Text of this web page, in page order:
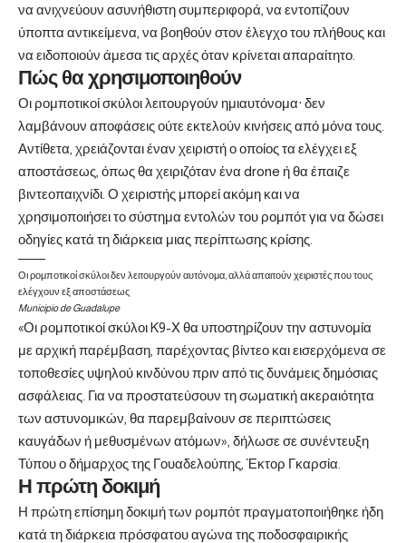
να ανιχνεύουν ασυνήθιστη συμπεριφορά, να εντοπίζουν
ύποπτα αντικείμενα, να βοηθούν στον έλεγχο του πλήθους και
να ειδοποιούν άμεσα τις αρχές όταν κρίνεται απαραίτητο.
Πώς θα χρησιμοποιηθούν
Οι ρομποτικοί σκύλοι λειτουργούν ημιαυτόνομα· δεν
λαμβάνουν αποφάσεις ούτε εκτελούν κινήσεις από μόνα τους.
Αντίθετα, χρειάζονται έναν χειριστή ο οποίος τα ελέγχει εξ
αποστάσεως, όπως θα χειριζόταν ένα drone ή θα έπαιζε
βιντεοπαιχνίδι. Ο χειριστής μπορεί ακόμη και να
χρησιμοποιήσει το σύστημα εντολών του ρομπότ για να δώσει
οδηγίες κατά τη διάρκεια μιας περίπτωσης κρίσης.
Οι ρομποτικοί σκύλοι δεν λειτουργούν αυτόνομα, αλλά απαιτούν χειριστές που τους
ελέγχουν εξ αποστάσεως
Municipio de Guadalupe
«Οι ρομποτικοί σκύλοι K9-X θα υποστηρίζουν την αστυνομία
με αρχική παρέμβαση, παρέχοντας βίντεο και εισερχόμενα σε
τοποθεσίες υψηλού κινδύνου πριν από τις δυνάμεις δημόσιας
ασφάλειας. Για να προστατεύσουν τη σωματική ακεραιότητα
των αστυνομικών, θα παρεμβαίνουν σε περιπτώσεις
καυγάδων ή μεθυσμένων ατόμων», δήλωσε σε συνέντευξη
Τύπου ο δήμαρχος της Γουαδελούπης, Έκτορ Γκαρσία.
Η πρώτη δοκιμή
Η πρώτη επίσημη δοκιμή των ρομπότ πραγματοποιήθηκε ήδη
κατά τη διάρκεια πρόσφατου αγώνα της ποδοσφαιρικής